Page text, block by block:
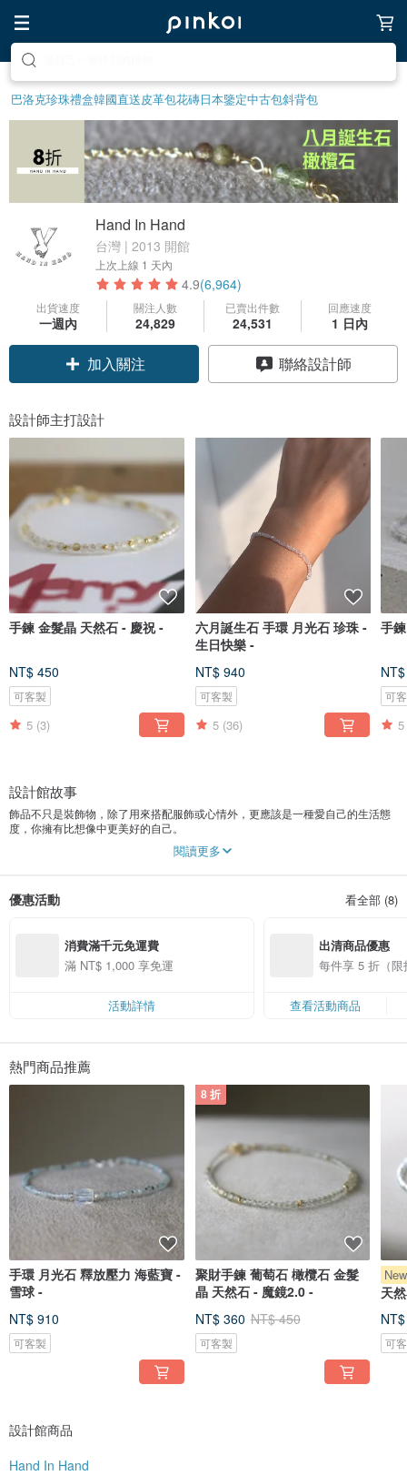
巴洛克珍珠禮盒韓國直送皮革包花磚日本鑒定中古包斜背包
Hand In Hand
台灣 | 2013 開館
上次上線 1 天內
4.9(6,964)
出貨速度
一週內
關注人數
24,829
已賣出件數
24,531
回應速度
1 日內
領優惠券
聯絡設計師
設計師主打設計
手鍊 金髮晶 天然石 - 慶祝 -
NT$ 450
可客製
5 (3)
六月誕生石 手環 月光石 珍珠 -
生日快樂 -
NT$ 940
可客製
5 (36)
手
可
5
設計館故事
飾品不只是裝飾物，除了用來搭配服飾或心情外，更應該是一種愛自己的生活態
度，你擁有比想像中更美好的自己。
每件飾品由設計師獨立開發設計並細心製作，希望戴上飾品的人都能找到更自信
在 Instagram 找我們 @h.i.h_studio
閱讀更多
優惠活動 看全部 (8)
消費滿千元免運費
滿 NT$ 1,000 享免運
活動詳情
出清商品優惠
每件享 5 折（
查看活動商品
熱門商品推薦
手環 月光石 釋放壓力 海藍寶 -
雪球 -
NT$ 910
可客製
8 折
聚財手鍊 葡萄石 橄欖石 金髮
晶 天然石 - 魔鏡2.0 -
NT$ 360 NT$ 450
可客製
New
天
可
設計館商品
Hand In Hand